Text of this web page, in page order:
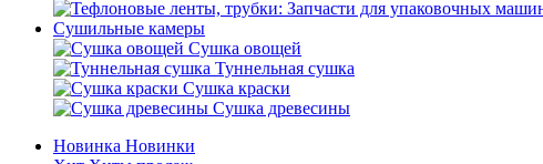
Сушильные камеры
Сушка овощей
Туннельная сушка
Сушка краски
Сушка древесины
Новинка Новинки